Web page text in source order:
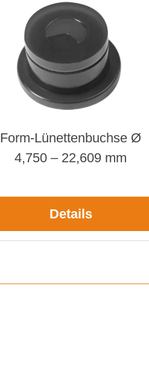
Form-Lünettenbuchse Ø
4,750 – 22,609 mm
Details